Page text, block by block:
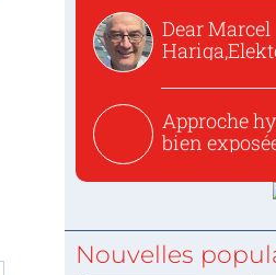
Dear Marcel
Approche
bien
Nouvelles